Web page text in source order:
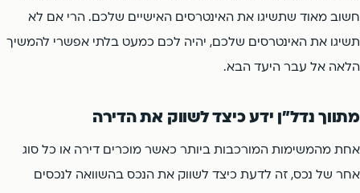
חשוב מאוד שתשיגו את האינטרסים האישיים שלכם. הרי אם לא
תשיגו את האינטרסים שלכם, יהיה לכם כמעט בלתי אפשרי להמשיך
הלאה אל עבר היעד הבא.
מתווך נדל"ן ידע כיצד לשווק את הדירה
אחת מהמשימות המורכבות ביותר כאשר מוכרים דירה או כל סוג
אחר של נכס, זה לדעת כיצד לשווק את הנכס בהשוואה לנכסים